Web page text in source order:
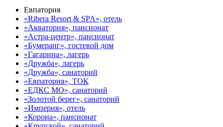
Евпатория
«Ribera Resort & SPA», отель
«Акватория», пансионат
«Астра-центр», пансионат
«Бумеранг», гостевой дом
«Гагарина», лагерь
«Дружба», лагерь
«Дружба», санаторий
«Евпатория», ТОК
«ЕДКС МО», санаторий
«Золотой берег», санаторий
«Империя», отель
«Корона», пансионат